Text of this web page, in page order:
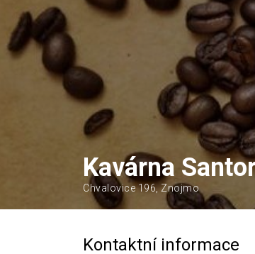
Kavárna
Chvalovice 196, Znojmo
Kontaktní informace